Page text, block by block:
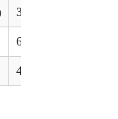
323 cm
60°
45°